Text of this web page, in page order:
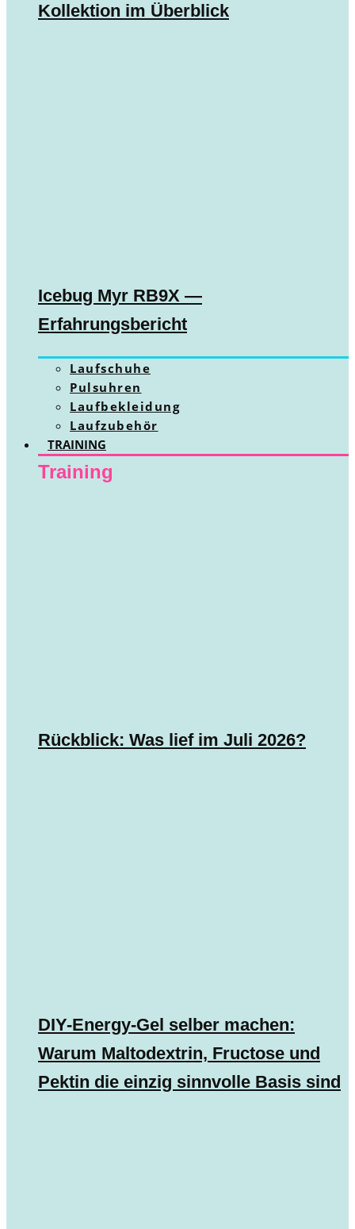
Kollektion im Überblick
Icebug Myr RB9X —
Erfahrungsbericht
Laufschuhe
Pulsuhren
Laufbekleidung
Laufzubehör
TRAINING
Training
Rückblick: Was lief im Juli 2026?
DIY-Energy-Gel selber machen:
Warum Maltodextrin, Fructose und
Pektin die einzig sinnvolle Basis sind